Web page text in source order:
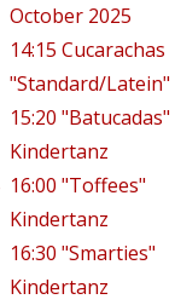
October 2025
14:15 Cucarachas
"Standard/Latein"
15:20 "Batucadas"
Kindertanz
16:00 "Toffees"
Kindertanz
16:30 "Smarties"
Kindertanz